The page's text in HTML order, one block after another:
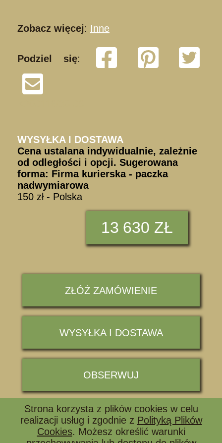
Zobacz więcej: Inne
Podziel się:
WYSYŁKA I DOSTAWA
Cena ustalana indywidualnie, zależnie
od odległości i opcji. Sugerowana
forma: Firma kurierska - paczka
nadwymiarowa
150 zł - Polska
13 630 ZŁ
ZŁÓŻ ZAMÓWIENIE
WYSYŁKA I DOSTAWA
OBSERWUJ
📞 ZADZWOŃ I ZAPYTAJ
Strona korzysta z plików cookies w celu
realizacji usług i zgodnie z Polityką Plików
Cookies. Możesz określić warunki